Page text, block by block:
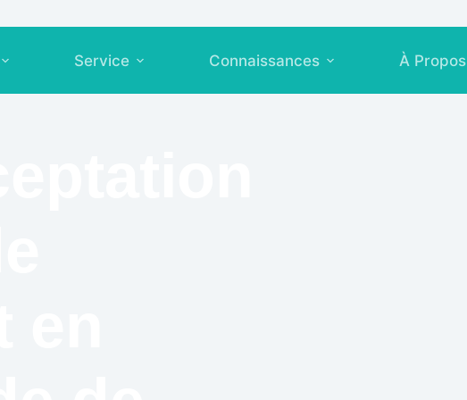
Service Connaissances À Propos